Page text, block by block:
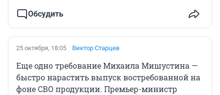
Обсудить
25 октября, 18:05 Виктор Старцев
Еще одно требование Михаила Мишустина —
быстро нарастить выпуск востребованной на
фоне СВО продукции. Премьер-министр